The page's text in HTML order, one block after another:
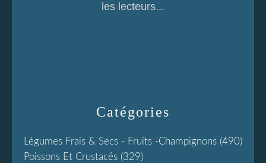
Catégories
Légumes Frais & Secs - Fruits -champignons (490)
Poissons Et Crustacés (329)
les lecteurs...